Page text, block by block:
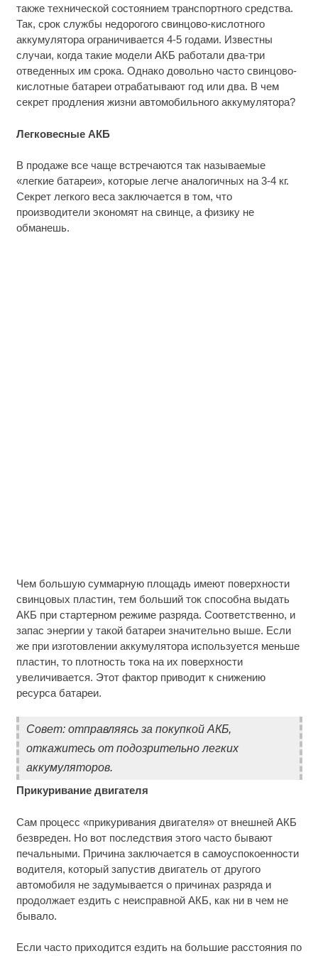
также технической состоянием транспортного средства.
Так, срок службы недорогого свинцово-кислотного
аккумулятора ограничивается 4-5 годами. Известны
случаи, когда такие модели АКБ работали два-три
отведенных им срока. Однако довольно часто свинцово-
кислотные батареи отрабатывают год или два. В чем
секрет продления жизни автомобильного аккумулятора?
Легковесные АКБ
В продаже все чаще встречаются так называемые
«легкие батареи», которые легче аналогичных на 3-4 кг.
Секрет легкого веса заключается в том, что
производители экономят на свинце, а физику не
обманешь.
Чем большую суммарную площадь имеют поверхности
свинцовых пластин, тем больший ток способна выдать
АКБ при стартерном режиме разряда. Соответственно, и
запас энергии у такой батареи значительно выше. Если
же при изготовлении аккумулятора используется меньше
пластин, то плотность тока на их поверхности
увеличивается. Этот фактор приводит к снижению
ресурса батареи.
Совет: отправляясь за покупкой АКБ,
откажитесь от подозрительно легких
аккумуляторов.
Прикуривание двигателя
Сам процесс «прикуривания двигателя» от внешней АКБ
безвреден. Но вот последствия этого часто бывают
печальными. Причина заключается в самоуспокоенности
водителя, который запустив двигатель от другого
автомобиля не задумывается о причинах разряда и
продолжает ездить с неисправной АКБ, как ни в чем не
бывало.
Если часто приходится ездить на большие расстояния по
Этот танец невесты оставит вас без слов!
Пересмотрела 10 раз
Ролик из Омска: вы будете смеяться долго